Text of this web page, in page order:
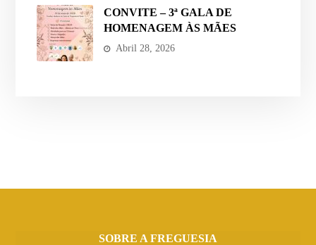
CONVITE – 3ª GALA DE
HOMENAGEM ÀS MÃES
Abril 28, 2026
SOBRE A FREGUESIA